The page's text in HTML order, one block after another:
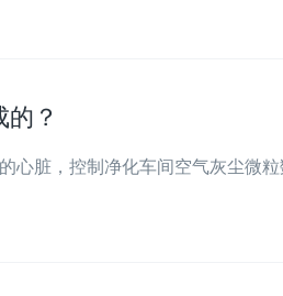
？
心脏，控制净化车间空气灰尘微